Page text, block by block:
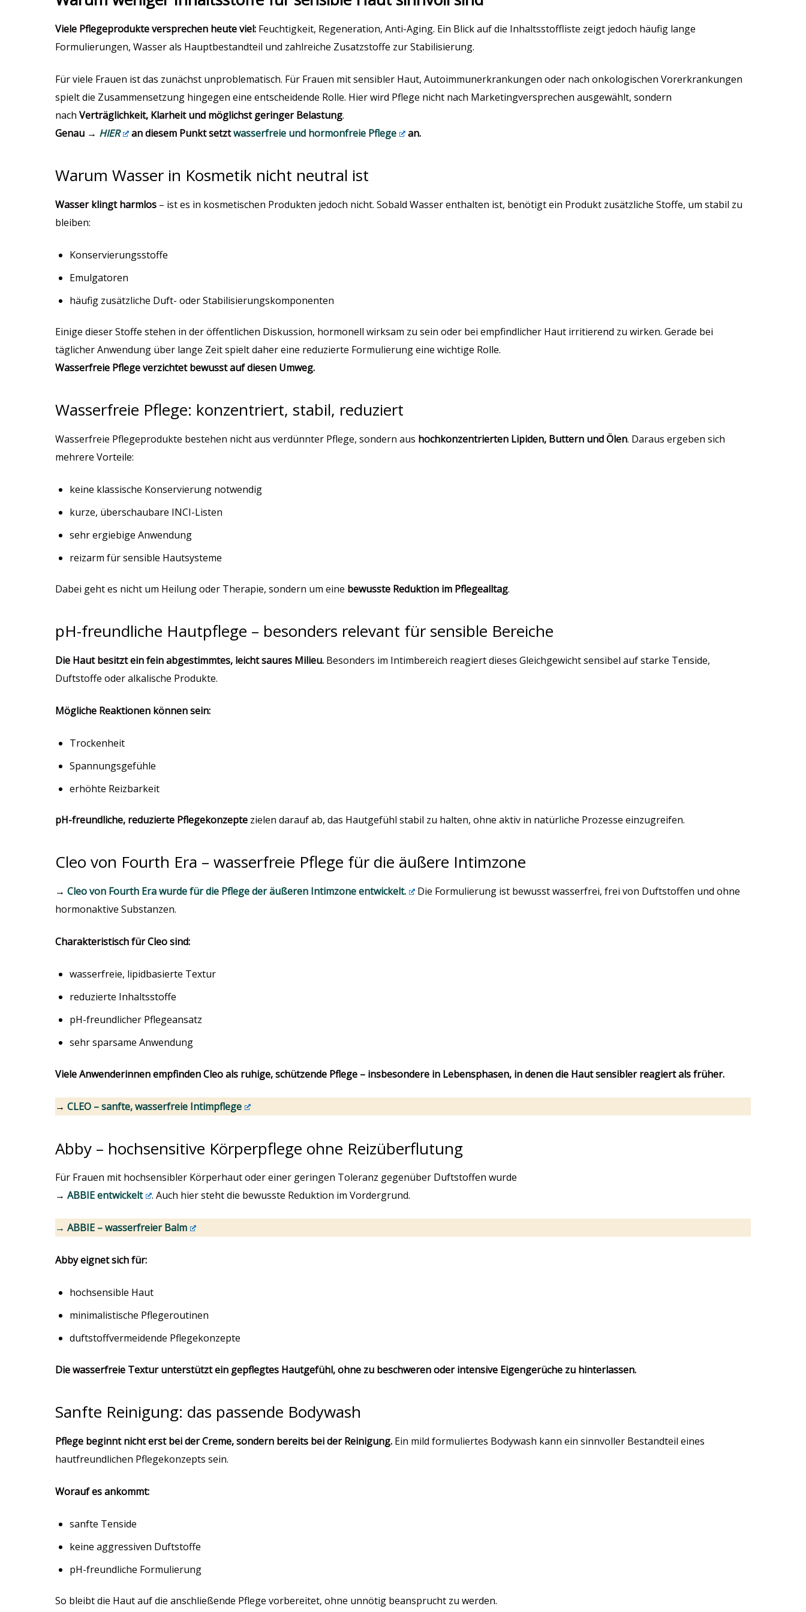
Viele Pflegeprodukte versprechen heute viel: Feuchtigkeit, Regeneration, Anti-Aging. Ein Blick auf die Inhaltsstoffliste zeigt jedoch häufig lange
Formulierungen, Wasser als Hauptbestandteil und zahlreiche Zusatzstoffe zur Stabilisierung.
Für viele Frauen ist das zunächst unproblematisch. Für Frauen mit sensibler Haut, Autoimmunerkrankungen oder nach onkologischen Vorerkrankungen
spielt die Zusammensetzung hingegen eine entscheidende Rolle. Hier wird Pflege nicht nach Marketingversprechen ausgewählt, sondern
nach Verträglichkeit, Klarheit und möglichst geringer Belastung.
Genau → HIER an diesem Punkt setztwasserfreie und hormonfreie Pflege an.
Warum Wasser in Kosmetik nicht neutral ist
Wasser klingt harmlos – ist es in kosmetischen Produkten jedoch nicht. Sobald Wasser enthalten ist, benötigt ein Produkt zusätzliche Stoffe, um stabil zu
bleiben:
Konservierungsstoffe
Emulgatoren
häufig zusätzliche Duft- oder Stabilisierungskomponenten
Einige dieser Stoffe stehen in der öffentlichen Diskussion, hormonell wirksam zu sein oder bei empfindlicher Haut irritierend zu wirken. Gerade bei
täglicher Anwendung über lange Zeit spielt daher eine reduzierte Formulierung eine wichtige Rolle.
Wasserfreie Pflege verzichtet bewusst auf diesen Umweg.
Wasserfreie Pflege: konzentriert, stabil, reduziert
Wasserfreie Pflegeprodukte bestehen nicht aus verdünnter Pflege, sondern aus hochkonzentrierten Lipiden, Buttern und Ölen. Daraus ergeben sich
mehrere Vorteile:
keine klassische Konservierung notwendig
kurze, überschaubare INCI-Listen
sehr ergiebige Anwendung
reizarm für sensible Hautsysteme
Dabei geht es nicht um Heilung oder Therapie, sondern um eine bewusste Reduktion im Pflegealltag.
pH-freundliche Hautpflege – besonders relevant für sensible Bereiche
Die Haut besitzt ein fein abgestimmtes, leicht saures Milieu. Besonders im Intimbereich reagiert dieses Gleichgewicht sensibel auf starke Tenside,
Duftstoffe oder alkalische Produkte.
Mögliche Reaktionen können sein:
Trockenheit
Spannungsgefühle
erhöhte Reizbarkeit
pH-freundliche, reduzierte Pflegekonzepte zielen darauf ab, das Hautgefühl stabil zu halten, ohne aktiv in natürliche Prozesse einzugreifen.
Cleo von Fourth Era – wasserfreie Pflege für die äußere Intimzone
→ Cleo von Fourth Era wurde für die Pflege der äußeren Intimzone entwickelt.
Die Formulierung ist bewusst wasserfrei, frei von Duftstoffen und ohne
hormonaktive Substanzen.
Charakteristisch für Cleo sind:
wasserfreie, lipidbasierte Textur
reduzierte Inhaltsstoffe
pH-freundlicher Pflegeansatz
sehr sparsame Anwendung
Viele Anwenderinnen empfinden Cleo als ruhige, schützende Pflege – insbesondere in Lebensphasen, in denen die Haut sensibler reagiert als früher.
→ CLEO – sanfte, wasserfreie Intimpflege
Abby – hochsensitive Körperpflege ohne Reizüberflutung
Für Frauen mit hochsensibler Körperhaut oder einer geringen Toleranz gegenüber Duftstoffen wurde
→ ABBIE entwickelt . Auch hier steht die bewusste Reduktion im Vordergrund.
→ ABBIE – wasserfreier Balm
Abby eignet sich für:
hochsensible Haut
minimalistische Pflegeroutinen
duftstoffvermeidende Pflegekonzepte
Die wasserfreie Textur unterstützt ein gepflegtes Hautgefühl, ohne zu beschweren oder intensive Eigengerüche zu hinterlassen.
Sanfte Reinigung: das passende Bodywash
Pflege beginnt nicht erst bei der Creme, sondern bereits bei der Reinigung. Ein mild formuliertes Bodywash kann ein sinnvoller Bestandteil eines
hautfreundlichen Pflegekonzepts sein.
Worauf es ankommt:
sanfte Tenside
keine aggressiven Duftstoffe
pH-freundliche Formulierung
So bleibt die Haut auf die anschließende Pflege vorbereitet, ohne unnötig beansprucht zu werden.